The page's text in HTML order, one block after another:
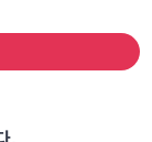
비, 기타 관련기기